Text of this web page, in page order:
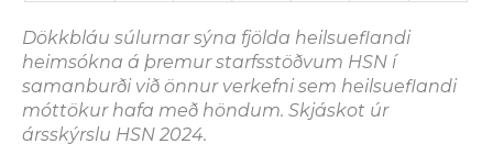
Dökkbláu súlurnar sýna fjölda heilsueflandi
heimsókna á þremur starfsstöðvum HSN í
samanburði við önnur verkefni sem heilsueflandi
móttökur hafa með höndum. Skjáskot úr
ársskýrslu HSN 2024.